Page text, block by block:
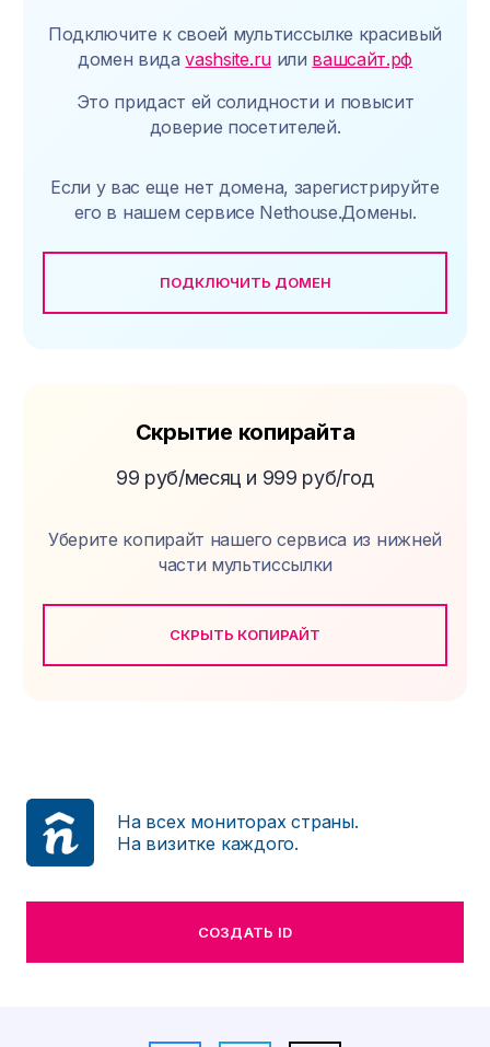
Подключите к своей мультиссылке красивый
домен видаvashsite.ruили вашсайт.рф
Это придаст ей солидности и повысит
доверие посетителей.
Если у вас еще нет домена, зарегистрируйте
его в нашем сервисе Nethouse.Домены.
ПОДКЛЮЧИТЬ ДОМЕН
Скрытие копирайта
99 руб/месяц и 999 руб/год
Уберите копирайт нашего сервиса из нижней
части мультиссылки
СКРЫТЬ КОПИРАЙТ
На всех мониторах страны.
На визитке каждого.
СОЗДАТЬ ID